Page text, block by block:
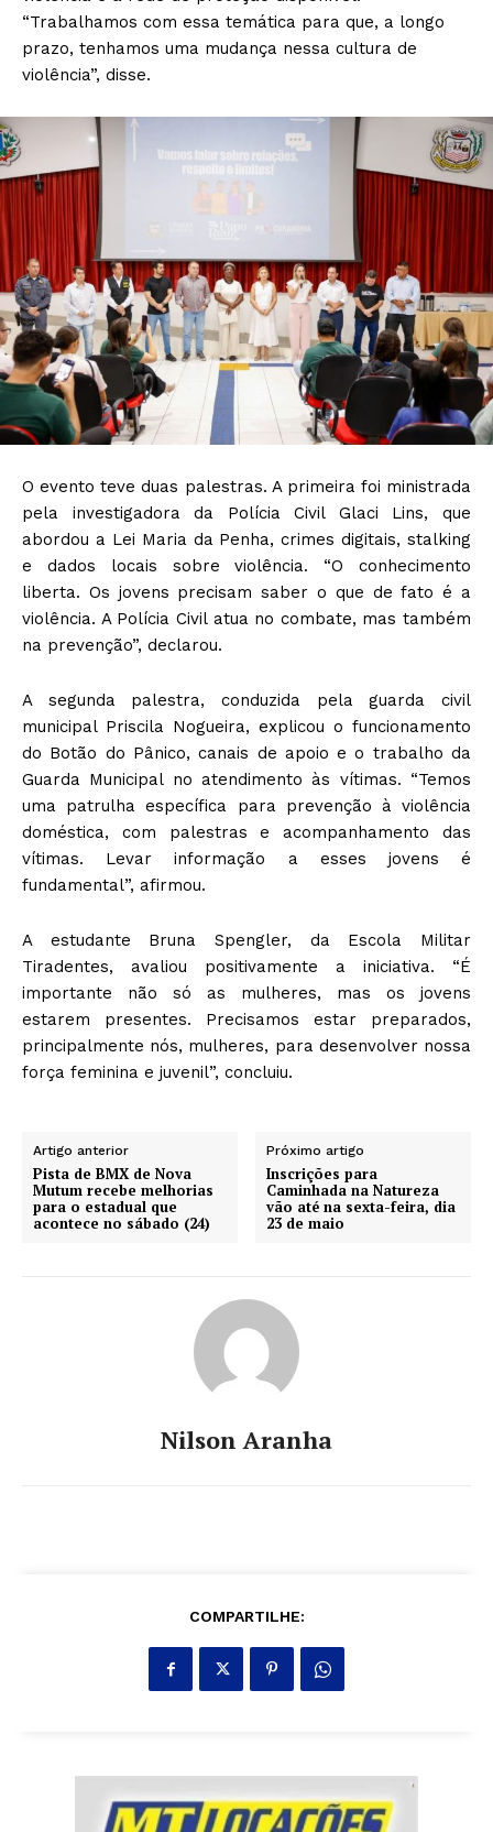
“Trabalhamos com essa temática para que, a longo
prazo, tenhamos uma mudança nessa cultura de
violência”, disse.
O evento teve duas palestras. A primeira foi ministrada
pela investigadora da Polícia Civil Glaci Lins, que
abordou a Lei Maria da Penha, crimes digitais, stalking
e dados locais sobre violência. “O conhecimento
liberta. Os jovens precisam saber o que de fato é a
violência. A Polícia Civil atua no combate, mas também
na prevenção”, declarou.
A segunda palestra, conduzida pela guarda civil
municipal Priscila Nogueira, explicou o funcionamento
do Botão do Pânico, canais de apoio e o trabalho da
Guarda Municipal no atendimento às vítimas. “Temos
uma patrulha específica para prevenção à violência
doméstica, com palestras e acompanhamento das
vítimas. Levar informação a esses jovens é
fundamental”, afirmou.
A estudante Bruna Spengler, da Escola Militar
Tiradentes, avaliou positivamente a iniciativa. “É
importante não só as mulheres, mas os jovens
estarem presentes. Precisamos estar preparados,
principalmente nós, mulheres, para desenvolver nossa
força feminina e juvenil”, concluiu.
Artigo anterior
Pista de BMX de Nova
Mutum recebe melhorias
para o estadual que
acontece no sábado (24)
Próximo artigo
Inscrições para
Caminhada na Natureza
vão até na sexta-feira, dia
23 de maio
Nilson Aranha
COMPARTILHE: